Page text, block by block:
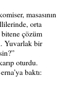
masasının
orta
çözüm
Yuvarlak bir
oturdu.
baktı: